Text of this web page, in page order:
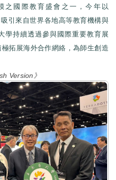
之國際教育盛會之一，今年以
引來自世界各地高等教育機構與
學持續透過參與國際重要教育展
拓展海外合作網絡，為師生創造
Version》